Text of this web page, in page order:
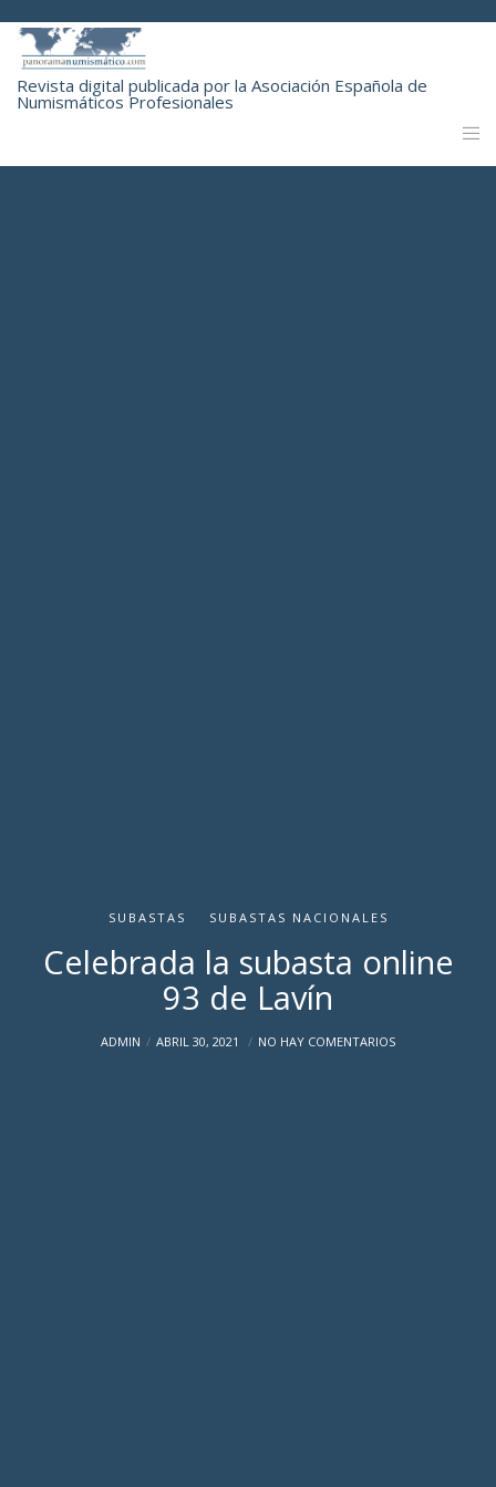
Revista digital publicada por la Asociación Española de
Numismáticos Profesionales
SUBASTAS SUBASTAS NACIONALES
Celebrada la subasta online
93 de Lavín
ADMIN ABRIL 30, 2021 NO HAY COMENTARIOS